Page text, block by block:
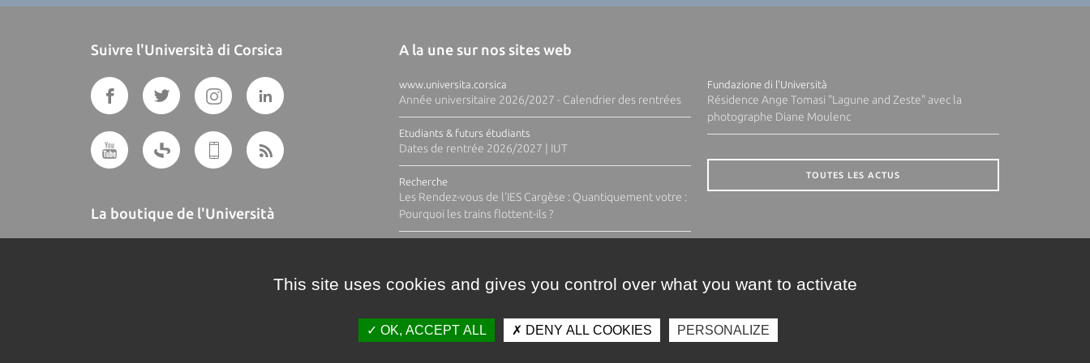
Suivre l'Università di Corsica
La boutique de l'Università
A la une sur nos sites web
www.universita.corsica
Année universitaire 2026/2027 - Calendrier des rentrées
Etudiants & futurs étudiants
Dates de rentrée 2026/2027 | IUT
Recherche
Les Rendez-vous de l'IES Cargèse : Quantiquement votre :
Pourquoi les trains flottent-ils ?
Fundazione di l'Università
Résidence Ange Tomasi "Lagune and Zeste" avec la
photographe Diane Moulenc
TOUTES LES ACTUS
This site uses cookies and gives you control over what you want to activate
OK, ACCEPT ALL DENY ALL COOKIES PERSONALIZE